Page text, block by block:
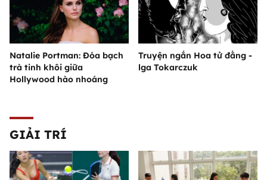
Natalie Portman: Đóa bạch
trà tinh khôi giữa
Hollywood hào nhoáng
Truyện ngắn Hoa tử đằng -
lga Tokarczuk
GIẢI TRÍ